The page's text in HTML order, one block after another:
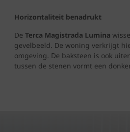
Horizontaliteit benadrukt
De Terca Magistrada Lumina
gevelbeeld. De woning verkrijgt
omgeving. De baksteen is ook
tussen de stenen vormt een